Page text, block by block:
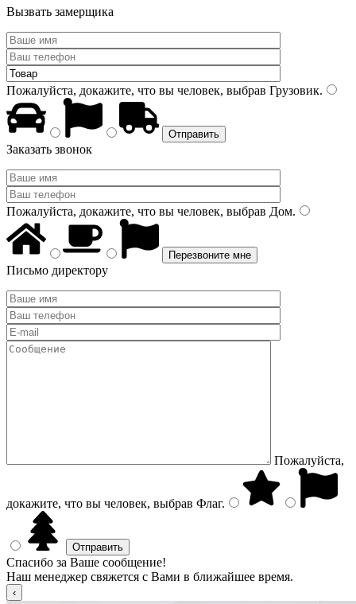
Вызвать замерщика
Пожалуйста, докажите, что вы человек, выбрав Грузовик.
Заказать звонок
Пожалуйста, докажите, что вы человек, выбрав Дом.
Письмо директору
Пожалуйста,
докажите, что вы человек, выбрав Флаг.
Спасибо за Ваше сообщение!
Наш менеджер свяжется с Вами в ближайшее время.